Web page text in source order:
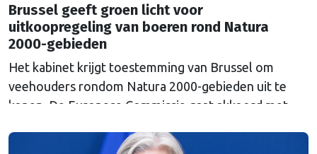
Brussel geeft groen licht voor
uitkoopregeling van boeren rond Natura
2000-gebieden
Het kabinet krijgt toestemming van Brussel om
veehouders rondom Natura 2000-gebieden uit te
kopen. De Europese Commissie gaat akkoord met